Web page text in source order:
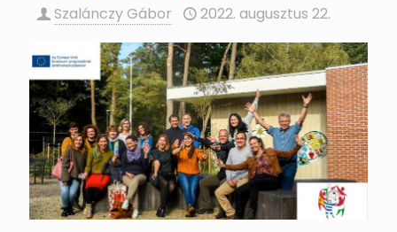
Szalánczy Gábor 2022. augusztus 22.